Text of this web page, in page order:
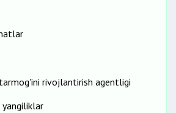
rivojlantirish agentligi
yangiliklar